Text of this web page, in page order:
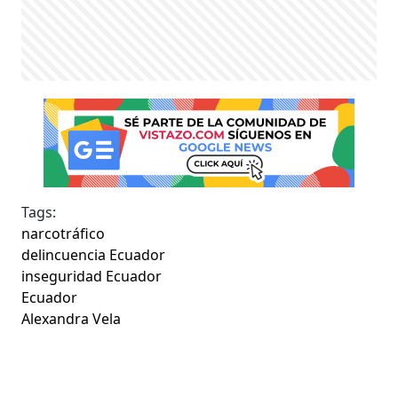
Tags:
narcotráfico
delincuencia Ecuador
inseguridad Ecuador
Ecuador
Alexandra Vela